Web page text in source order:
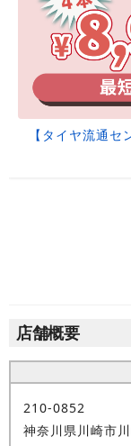
【タイヤ流通
店舗概要
210-0852
神奈川県川崎市